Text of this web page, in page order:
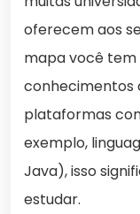
oferecem aos
mapa você tem
conhecimentos
plataformas
exemplo,
Java), isso
estudar.